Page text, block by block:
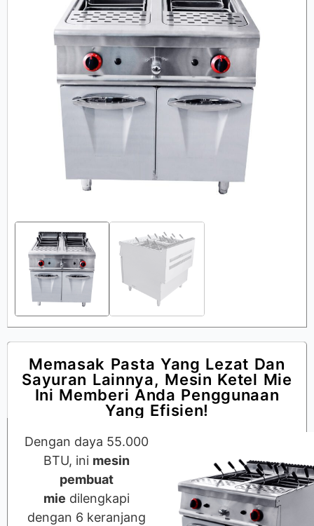
Memasak Pasta Yang Lezat Dan
Sayuran Lainnya, Mesin Ketel Mie
Ini Memberi Anda Penggunaan
Yang Efisien!
Dengan daya 55.000
BTU, ini mesin
pembuat
mie dilengkapi
dengan 6 keranjang